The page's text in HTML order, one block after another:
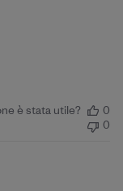
è stata utile?
0
0